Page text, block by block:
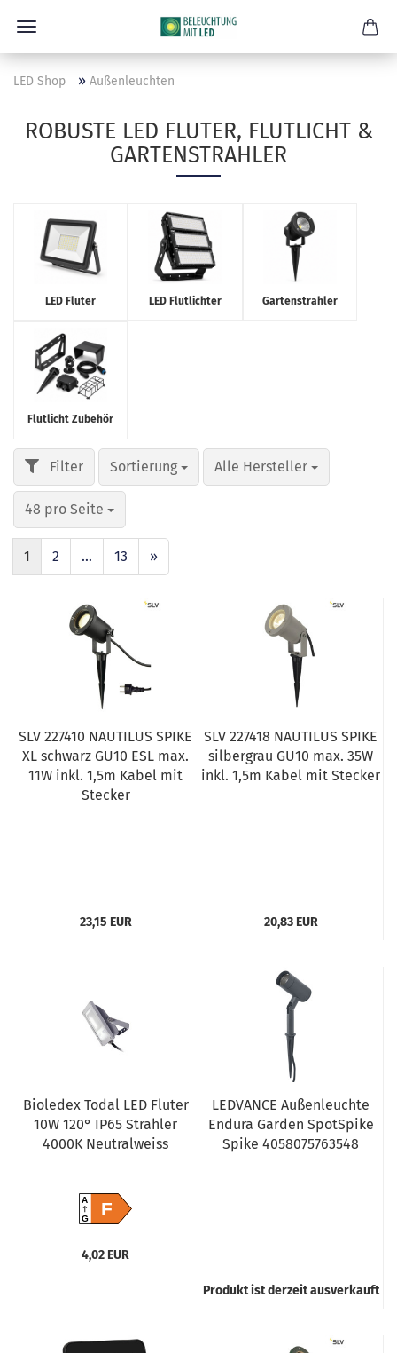
LED Shop » Außenleuchten
ROBUSTE LED FLUTER, FLUTLICHT &
GARTENSTRAHLER
LED Fluter LED Flutlichter Gartenstrahler
Flutlicht Zubehör
Sortierung Alle Hersteller
48 pro Seite
1 2 ... 13 »
SLV 227410 NAUTILUS SPIKE
XL schwarz GU10 ESL max.
11W inkl. 1,5m Kabel mit
Stecker
23,15 EUR
SLV 227418 NAUTILUS SPIKE
silbergrau GU10 max. 35W
inkl. 1,5m Kabel mit Stecker
20,83 EUR
Bioledex Todal LED Fluter
10W 120° IP65 Strahler
4000K Neutralweiss
A
GF
4,02 EUR
LEDVANCE Außenleuchte
Endura Garden SpotSpike
Spike 4058075763548
Produkt ist derzeit ausverkauft